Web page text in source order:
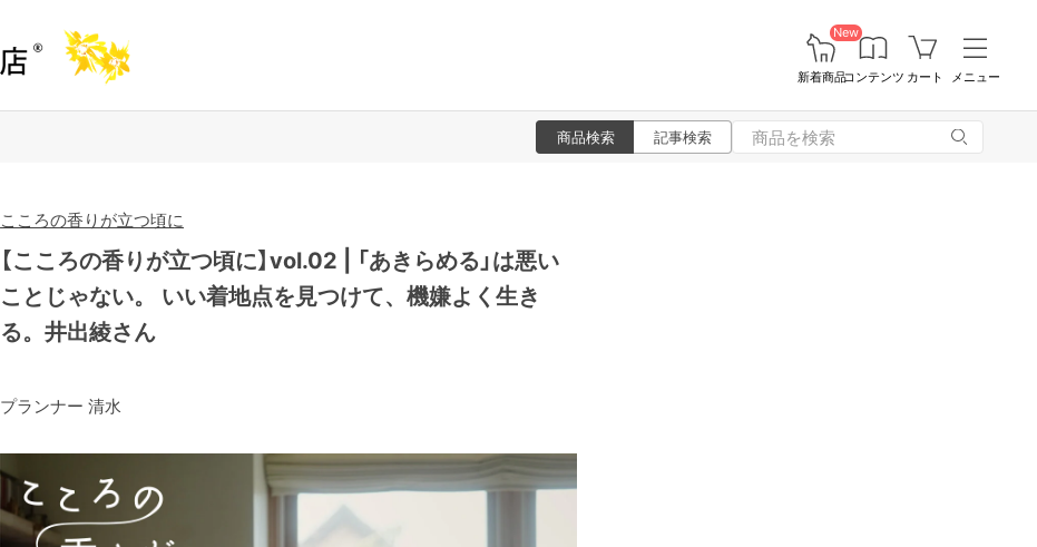
New
新着商品コンテンツ カート メニュー
商品検索 記事検索
こころの香りが立つ頃に
【こころの香りが立つ頃に】vol.02 | 「あきらめる」は悪い
ことじゃない。 いい着地点を見つけて、機嫌よく生き
る。井出綾さん
プランナー 清水